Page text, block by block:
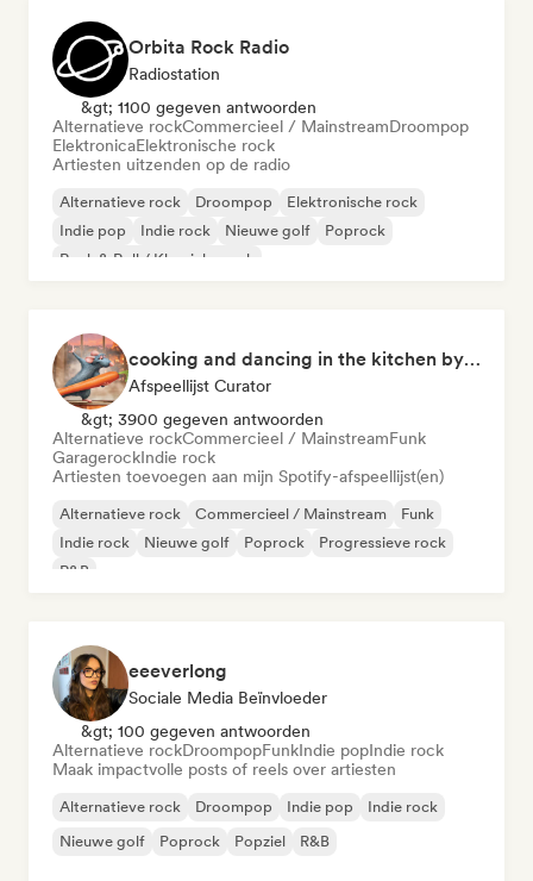
Orbita Rock Radio
Radiostation
&gt; 1100 gegeven antwoorden
Alternatieve rockCommercieel / MainstreamDroompop
ElektronicaElektronische rock
Artiesten uitzenden op de radio
Alternatieve rock Droompop
Elektronische rock
Indie pop
Indie rock Nieuwe golf
Poprock
Rock & Roll / Klassieke rock
cooking and dancing in the kitchen by Cookfy
Afspeellijst Curator
&gt; 3900 gegeven antwoorden
Alternatieve rockCommercieel / MainstreamFunk
GaragerockIndie rock
Artiesten toevoegen aan mijn Spotify-afspeellijst(en)
Alternatieve rock Commercieel / Mainstream
Funk
Indie rock
Nieuwe golf Poprock
Progressieve rock
R&B
eeeverlong
Sociale Media Beïnvloeder
&gt; 100 gegeven antwoorden
Alternatieve rockDroompopFunkIndie popIndie rock
Maak impactvolle posts of reels over artiesten
Alternatieve rock Droompop Indie pop
Indie rock
Nieuwe golf
Poprock Popziel R&B